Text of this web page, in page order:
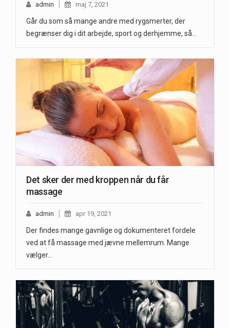
admin maj 7, 2021
Går du som så mange andre med rygsmerter, der
begrænser dig i dit arbejde, sport og derhjemme, så…
Det sker der med kroppen når du får
massage
admin apr 19, 2021
Der findes mange gavnlige og dokumenteret fordele
ved at få massage med jævne mellemrum. Mange
vælger…